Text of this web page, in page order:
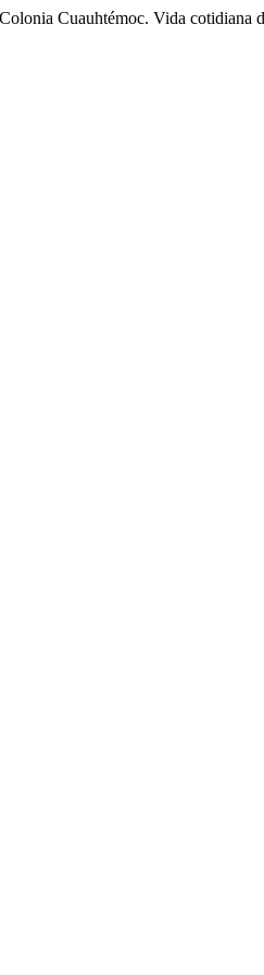
Cuauhtémoc. Vida cotidiana